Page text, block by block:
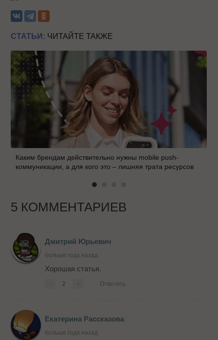
СТАТЬИ: ЧИТАЙТЕ ТАКЖЕ
Каким брендам действительно нужны mobile push-
коммуникации, а для кого это – лишняя трата ресурсов
5 КОММЕНТАРИЕВ
Дмитрий Юрьевич
больше года назад
Хорошая статья.
2 Ответить
Екатерина Рассказова
больше года назад